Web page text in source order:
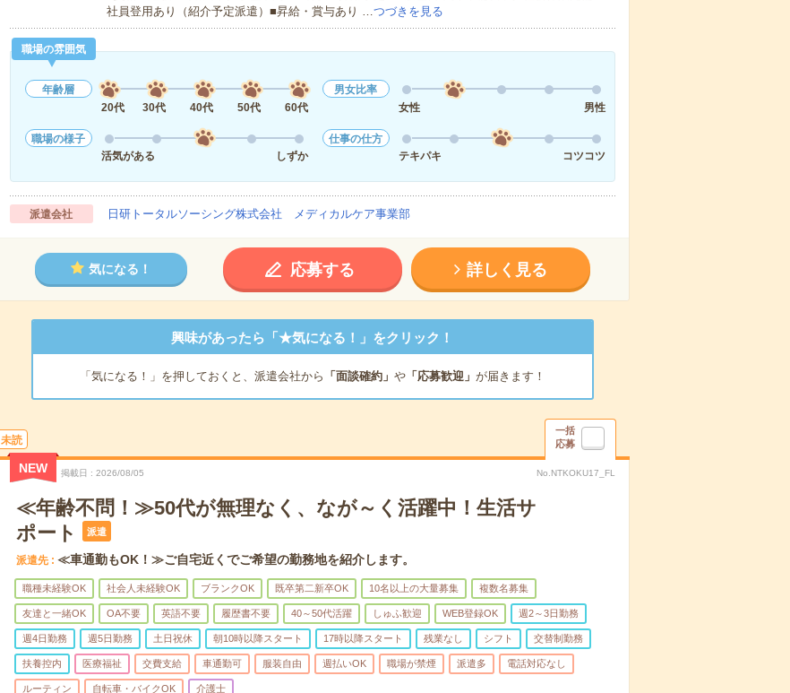
社員登用あり（紹介予定派遣）■昇給・賞与あり …つづきを見る
職場の雰囲気
年齢層
20代
30代 40代 50代 60代
男女比率
女性
男性
職場の様子
活気がある
しずか
仕事の仕方
テキパキ
コツコツ
派遣会社 日研トータルソーシング株式会社 メディカルケア事業部
気になる！ 応募する 詳しく見る
興味があったら「★気になる！」をクリック！
「気になる！」を押しておくと、派遣会社から 「面談確約」 や「応募歓迎」 が届きます！
未読
一括
応募
NEW 掲載日 2026/08/05 No.NTKOKU17_FL
≪年齢不問！≫50代が無理なく、なが～く活躍中！生活サ
ポート
派遣
派遣先 ≪車通勤もOK！≫ご自宅近くでご希望の勤務地を紹介します。
職種未経験OK 社会人未経験OK ブランクOK 既卒第二新卒OK 10名以上の大量募集 複数名募集
友達と一緒OK OA不要 英語不要 履歴書不要 40～50代活躍 しゅふ歓迎 WEB登録OK 週2～3日勤務
週4日勤務 週5日勤務 土日祝休 朝10時以降スタート 17時以降スタート 残業なし シフト 交替制勤務
扶養控内 医療福祉 交費支給 車通勤可 服装自由 週払いOK 職場が禁煙 派遣多 電話対応なし
ルーティン 自転車・バイクOK 介護士